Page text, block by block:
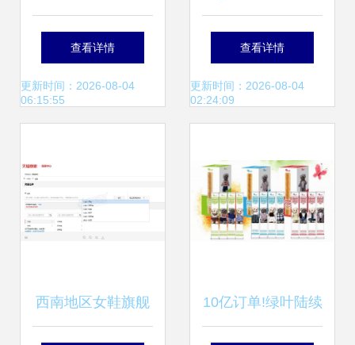
保税进口商品交易
中心 品质生活的新
查看详情
更新时间：2026-08-04
06:15:55
淀粉价格在多重博
弈中震荡运行
查看详情
更新时间：2026-08-04
02:24:09
西南地区女鞋旗舰 10亿订单!绿叶陆续